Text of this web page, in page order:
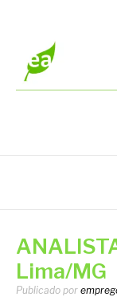
conteúdo
Lima/MG
Publicado por